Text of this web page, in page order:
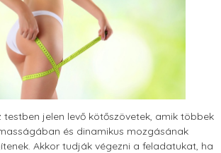
testben jelen levő kötőszövetek, amik többek
és dinamikus mozgásának
Akkor tudják végezni a feladatukat, ha